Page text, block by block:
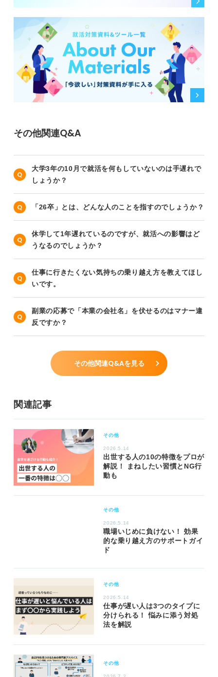
その他関連Q&A
大学3年の10月で就活を何もしていないのは手遅れで
しょうか？
「26卒」とは、どんな人のことを指すのでしょうか？
休学して1年遅れているのですが、就活への影響はど
うなるのでしょうか？
仕事に行きたくない気持ちの乗り越え方を教えてほし
いです。
副業の応募で「本業の会社名」を伏せるのはマナー違
反ですか？
その他関連Q&Aを見る
関連記事
その他
2026.5.14
出世する人の10の特徴をプロが
解説！ まねしたい習慣とNG行
動も
その他
2026.5.14
職場いじめに負けない！ 効果
的な乗り越え方のサポートガイ
ド
その他
2026.5.14
仕事が遅い人は3つのタイプに
分けられる！ 悩みに添う対処
法を解説
その他